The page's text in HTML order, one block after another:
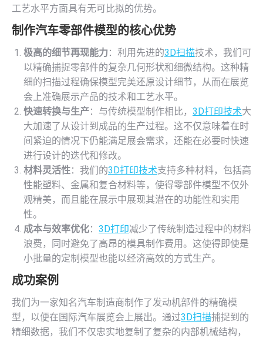
工艺水平方面具有无可比拟的优势。
制作汽车零部件模型的核心优势
极高的细节再现能力 ：利用先进的3D扫描技术，我们可
以精确捕捉零部件的复杂几何形状和细微结构。这种精
细的扫描过程确保模型完美还原设计细节，从而在展览
会上准确展示产品的技术和工艺水平。
快速转换与生产：与传统模型制作相比， 3D打印技术大
大加速了从设计到成品的生产过程。这不仅意味着在时
间紧迫的情况下仍能满足展会需求，还能在必要时快速
进行设计的迭代和修改。
材料灵活性：我们的3D打印技术支持多种材料，包括高
性能塑料、金属和复合材料等，使得零部件模型不仅外
观精美，而且能在展示中展现其潜在的功能性和实用
性。
成本与效率优化： 3D打印减少了传统制造过程中的材料
浪费，同时避免了高昂的模具制作费用。这使得即使是
小批量的定制模型也能以经济高效的方式生产。
成功案例
我们为一家知名汽车制造商制作了发动机部件的精确模
型，以便在国际汽车展览会上展出。通过3D扫描捕捉到的
精细数据，我们不仅忠实地复制了复杂的内部机械结构，